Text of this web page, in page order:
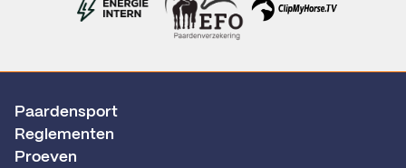
Paardensport
Reglementen
Proeven